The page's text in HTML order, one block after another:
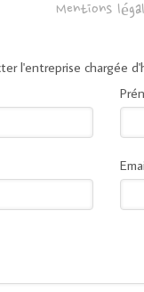
Mentions
l'entreprise chargée